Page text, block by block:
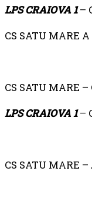
LPS CRAIOVA 1–
CS SATU MARE A
CS SATU MARE –
LPS CRAIOVA 1–
CS SATU MARE –